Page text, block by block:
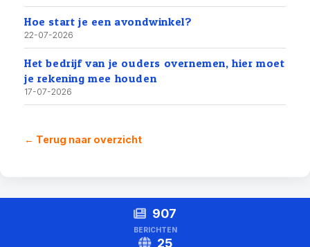
Hoe start je een avondwinkel?
22-07-2026
Het bedrijf van je ouders overnemen, hier moet
je rekening mee houden
17-07-2026
← Terug naar overzicht
907
BERICHTEN
25